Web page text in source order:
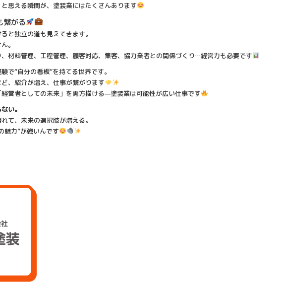
と思える瞬間が、塗装業にはたくさんあります
繋がる
と独立の道も見えてきます。
。
材料管理、工程管理、顧客対応、集客、協力業者との関係づくり…経営力も必要です
で“自分の看板”を持てる世界です。
、紹介が増え、仕事が繋がります
経営者としての未来」を両方描ける—塗装業は可能性が広い仕事です
い。
て、未来の選択肢が増える。
魅力”が強いんです